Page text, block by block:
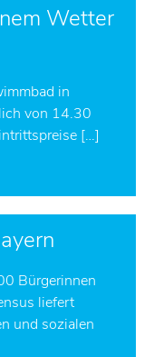
Wetter
in
von 14.30
[…]
Bürgerinnen
liefert
und sozialen